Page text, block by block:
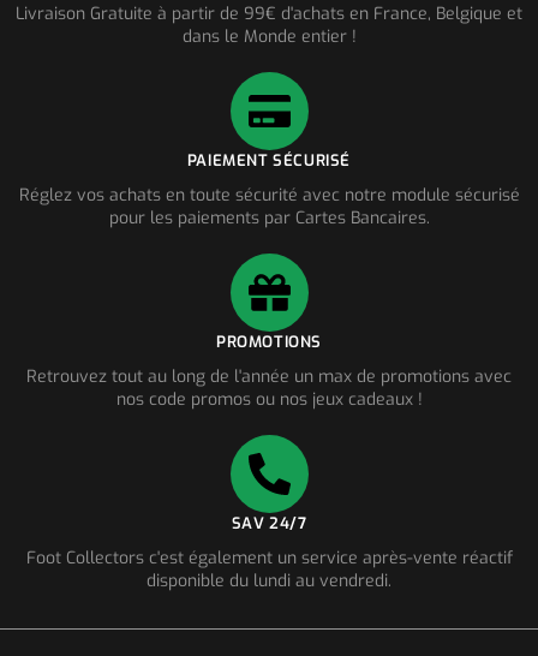
Livraison Gratuite à partir de 99€ d'achats en France, Belgique et
dans le Monde entier !
PAIEMENT SÉCURISÉ
Réglez vos achats en toute sécurité avec notre module sécurisé
pour les paiements par Cartes Bancaires.
PROMOTIONS
Retrouvez tout au long de l'année un max de promotions avec
nos code promos ou nos jeux cadeaux !
SAV 24/7
Foot Collectors c'est également un service après-vente réactif
disponible du lundi au vendredi.